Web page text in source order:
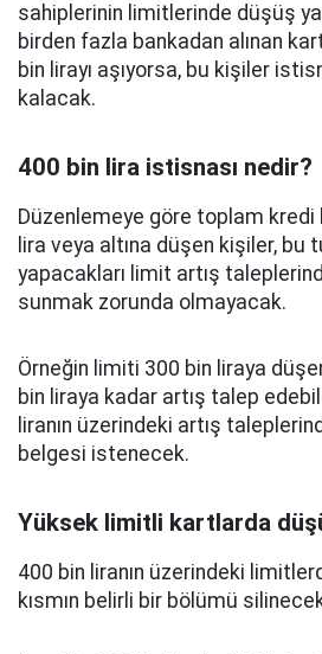
sahiplerinin limitlerinde düşüş
birden fazla bankadan alınan
bin lirayı aşıyorsa, bu kişiler
kalacak.
400 bin lira istisnası nedir?
Düzenlemeye göre toplam kredi
lira veya altına düşen kişiler, bu
yapacakları limit artış
sunmak zorunda olmayacak.
Örneğin limiti 300 bin liraya
bin liraya kadar artış talep
liranın üzerindeki artış
belgesi istenecek.
Yüksek limitli kartlarda
400 bin liranın üzerindeki
kısmın belirli bir bölümü